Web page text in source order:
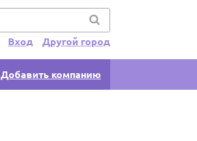
Другой город
Вход
Добавить компанию